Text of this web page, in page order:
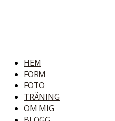
HEM
FORM
FOTO
TRÄNING
OM MIG